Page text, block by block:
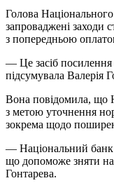
Голова
запроваджені заходи
з попередньою
— Це засіб
підсумувала Валерія
Вона повідомила, що
з метою уточнення
зокрема щодо
— Національний банк
що допоможе зняти
Гонтарева.